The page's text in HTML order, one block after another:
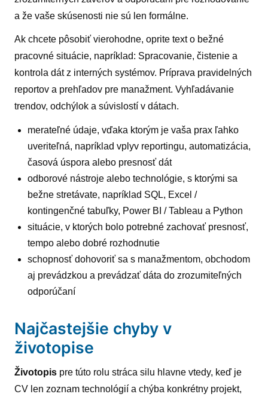
a že vaše skúsenosti nie sú len formálne.
Ak chcete pôsobiť vierohodne, oprite text o bežné
pracovné situácie, napríklad: Spracovanie, čistenie a
kontrola dát z interných systémov. Príprava pravidelných
reportov a prehľadov pre manažment. Vyhľadávanie
trendov, odchýlok a súvislostí v dátach.
merateľné údaje, vďaka ktorým je vaša prax ľahko
uveriteľná, napríklad vplyv reportingu, automatizácia,
časová úspora alebo presnosť dát
odborové nástroje alebo technológie, s ktorými sa
bežne stretávate, napríklad SQL, Excel /
kontingenčné tabuľky, Power BI / Tableau a Python
situácie, v ktorých bolo potrebné zachovať presnosť,
tempo alebo dobré rozhodnutie
schopnosť dohovoriť sa s manažmentom, obchodom
aj prevádzkou a prevádzať dáta do zrozumiteľných
odporúčaní
Najčastejšie chyby v
životopise
Životopis pre túto rolu stráca silu hlavne vtedy, keď je
CV len zoznam technológií a chýba konkrétny projekt,